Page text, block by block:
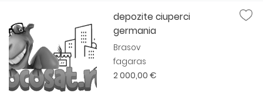
depozite ciuperci
germania
Brasov
fagaras
2 000,00 €